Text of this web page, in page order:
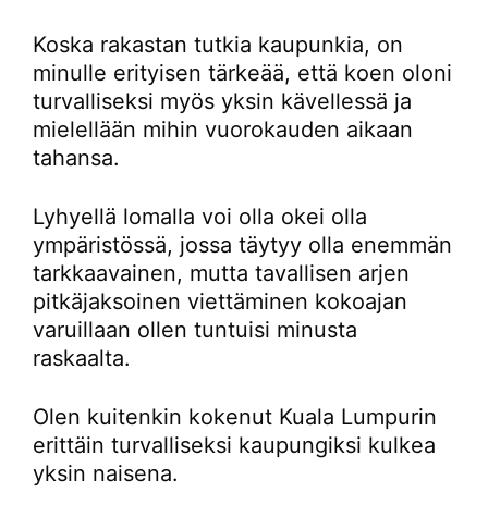
Koska rakastan tutkia kaupunkia, on
minulle erityisen tärkeää, että koen oloni
turvalliseksi myös yksin kävellessä ja
mielellään mihin vuorokauden aikaan
tahansa.
Lyhyellä lomalla voi olla okei olla
ympäristössä, jossa täytyy olla enemmän
tarkkaavainen, mutta tavallisen arjen
pitkäjaksoinen viettäminen kokoajan
varuillaan ollen tuntuisi minusta
raskaalta.
Olen kuitenkin kokenut Kuala Lumpurin
erittäin turvalliseksi kaupungiksi kulkea
yksin naisena.